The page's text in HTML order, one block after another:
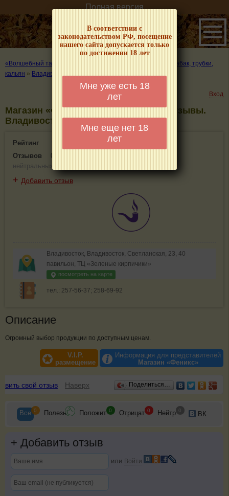
В соответствии с
законодательством РФ, посещение
нашего сайта допускается только
по достижении 18 лет
Мне уже есть 18
лет
Мне еще нет 18
лет
Полная версия
«Волшебный табачок» – о табаке и курении
Где купить табак, трубки,
кальян » Владивосток
Вход
Магазин «Феникс» - информация и отзывы.
Владивосток
Рейтинг
0(0)
Отзывов
0
нейтральных
+ Добавить отзыв
Владивосток, Владивосток, Светланская, 23, 40
павильон, ТЦ «Зеленые кирпичики»
посмотреть на карте
тел.: 257-56-37; 258-69-92
Описание
Огромный выбор продукции по доступным ценам.
V.I.P.
размещение
Информация для представителей
Магазин «Феникс»
Отзывы
свой отзыв Наверх Поделиться…
Все 0 Полезн Положит 0 Отрицат 0 Нейтр 0 ВК
+ Добавить отзыв
или Войти